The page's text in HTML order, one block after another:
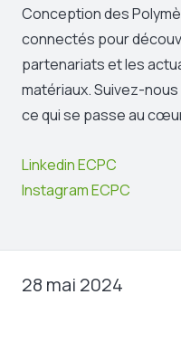
Conception des
connectés pour
partenariats et les
matériaux. Suivez-
ce qui se passe au
Linkedin ECPC
Instagram ECPC
28 mai 2024